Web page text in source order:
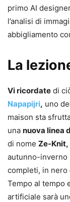
primo AI
l’analisi di
abbigliamento
La
Vi ricordate di
Napapijri, uno
maison sta
una nuova linea
di nome Ze-Knit,
autunno-inverno
completi, in nero
Tempo al tempo
artificiale sarà